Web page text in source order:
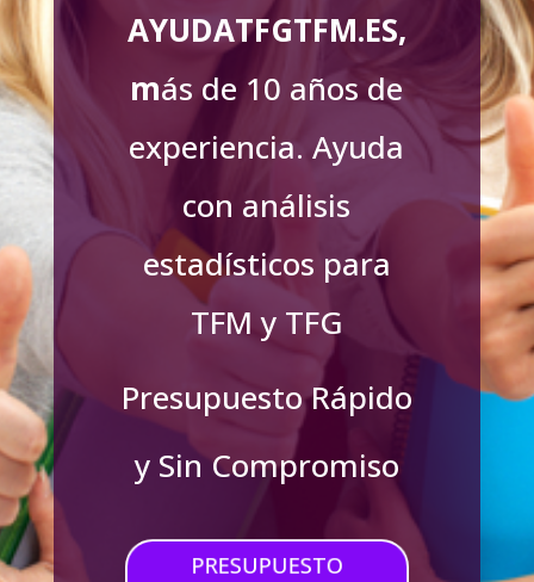
AYUDATFGTFM.ES,
más de 10 años de
experiencia. Ayuda
con análisis
estadísticos para
TFM y TFG
Presupuesto Rápido
y Sin Compromiso
PRESUPUESTO